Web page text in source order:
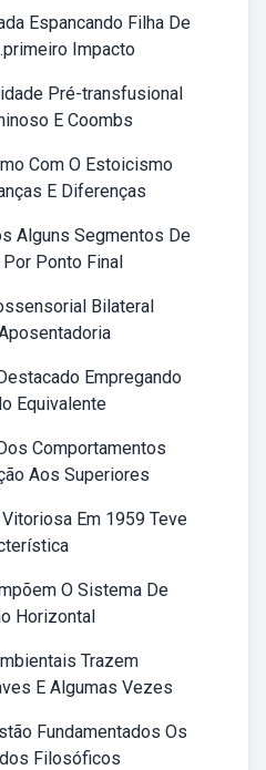
Espancando Filha De
Impacto
Pré-transfusional
E Coombs
Com O Estoicismo
E Diferenças
Alguns Segmentos De
Ponto Final
Bilateral
Empregando
Equivalente
Comportamentos
Aos Superiores
Em 1959 Teve
O Sistema De
Horizontal
Trazem
E Algumas Vezes
Fundamentados Os
Filosóficos